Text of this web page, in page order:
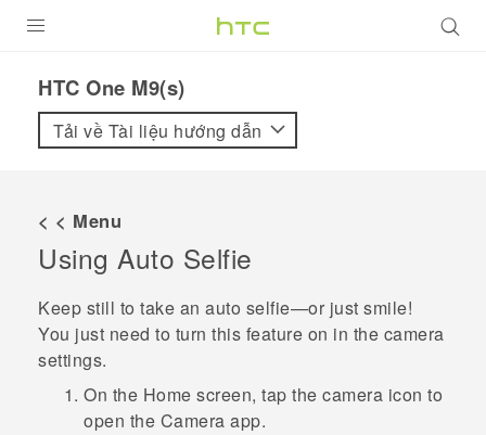
VIVE
VIVERSE
ỨNG DỤNG
HỖ TRỢ
HTC One M9(s)‎
Tải về Tài liệu hướng dẫn
< < Menu
Using Auto Selfie
Keep still to take an auto selfie—or just smile!
You just need to turn this feature on in the camera
settings.
On the Home screen, tap the camera icon to
open the Camera app.